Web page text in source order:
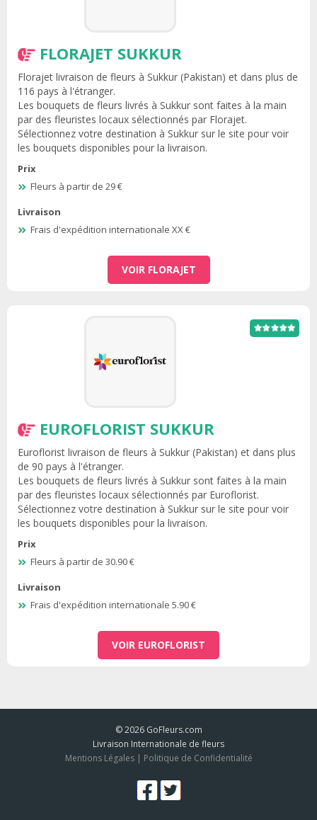
FLORAJET SUKKUR
Florajet livraison de fleurs à Sukkur (Pakistan) et dans plus de
116 pays à l'étranger.
Les bouquets de fleurs livrés à Sukkur sont faites à la main
par des fleuristes locaux sélectionnés par Florajet.
Sélectionnez votre destination à Sukkur sur le site pour voir
les bouquets disponibles pour la livraison.
Prix
Fleurs à partir de 29 €
Livraison
Frais d'expédition internationale XX €
VOIR FLORAJET
EUROFLORIST SUKKUR
Euroflorist livraison de fleurs à Sukkur (Pakistan) et dans plus
de 90 pays à l'étranger.
Les bouquets de fleurs livrés à Sukkur sont faites à la main
par des fleuristes locaux sélectionnés par Euroflorist.
Sélectionnez votre destination à Sukkur sur le site pour voir
les bouquets disponibles pour la livraison.
Prix
Fleurs à partir de 30.90 €
Livraison
Frais d'expédition internationale 5.90 €
VOIR EUROFLORIST
© 2026 GoFleurs.com
Livraison Internationale de fleurs
Mentions Légales| Politique de Confidentialité